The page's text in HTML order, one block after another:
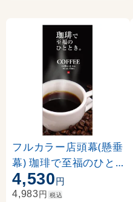
フルカラー店頭幕(懸垂
幕) 珈琲で至福のひと
時 素材:ポンジ (69056
)
4,530円
4,983円 税込